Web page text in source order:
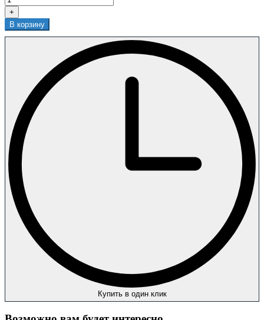
+
В корзину
Купить в один клик